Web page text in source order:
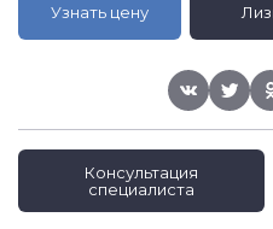
Узнать цену
Консультация
специалиста